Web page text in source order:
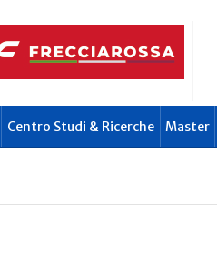
Centro Studi & Ricerche Master